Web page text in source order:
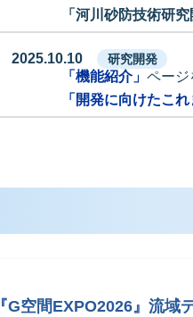
「河川砂防技術研
2025.10.10 研究開発
「機能紹介」 ページ
「開発に向けたこれ
『G空間EXPO2026』流域